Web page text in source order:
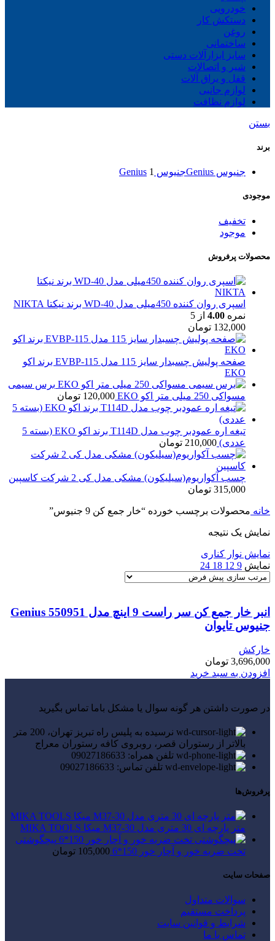
خودرویی
دستکش کار
روغن
ساختمانی
سایز ابزارآلات دستی
شیر و اتصالات
قفل و یراق آلات
لوازم جانبی
لوازم نظافت
بستن
برند
جنیوس Genius جنیوس Genius 1
موجودی
تخفیف
موجود
محصولات پرفروش
اسپری روان کننده 450میلی مدل WD-40 برند نیکتا NIKTA
نمره 4.00 از 5
132,000 تومان
صفحه پولیش چسبدار سایز 115 مدل EVBP-115 برند اکو
EKO
برس سیمی
مسواکی 250 میلی متر اکو EKO
120,000 تومان
تیغه اره عمودبر چوب مدل T114D برند اکو EKO (بسته 5
عددی) 210,000 تومان
چسب آکواریوم(سیلیکون) مشکی مدل کی 2 شرکت کاسپین
315,000 تومان
خانه محصولات برچسب خورده “خار جمع کن 9 جنیوس”
نمایش یک نتیجه
نمایش نوار کناری
نمایش 9
12
18
24
انبر خار جمع کن سر راست 9 اینچ مدل Genius 550951
جنیوس تایوان
خارکش
3,696,000 تومان
افزودن به سبد خرید
در صورت داشتن هر گونه سوال یا مشکل باما تماس بگیرید
نرسیده به پلیس راه تبریز تهران، 200 متر
بالاتر از رستوران قصر، روبروی کافه رستوران معراج
تلفن همراه: 09027186633
تلفن تماس: 09027186633
پرفروش‌ها
متر پارچه ای 30 متری مدل M37-30 میکا MIKA TOOLS
پیچگوشتی
تخت ضربه خور و آچار خور 150*6
105,000 تومان
صفحات سایت
سوالات متداول
پرداخت مستقیم
شرایط و قوانین سایت
تماس با ما